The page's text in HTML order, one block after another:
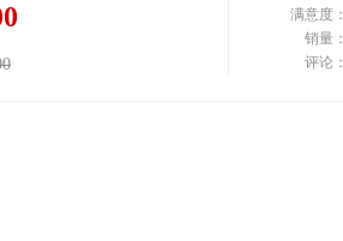
满意度：
销量：
评论：